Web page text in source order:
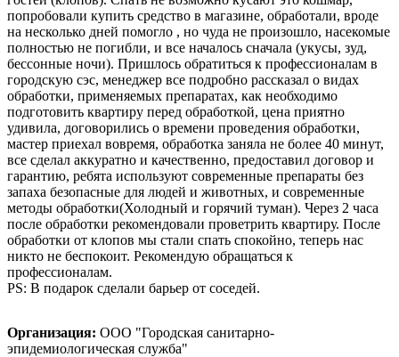
попробовали купить средство в магазине, обработали, вроде
на несколько дней помогло , но чуда не произошло, насекомые
полностью не погибли, и все началось сначала (укусы, зуд,
бессонные ночи). Пришлось обратиться к профессионалам в
городскую сэс, менеджер все подробно рассказал о видах
обработки, применяемых препаратах, как необходимо
подготовить квартиру перед обработкой, цена приятно
удивила, договорились о времени проведения обработки,
мастер приехал вовремя, обработка заняла не более 40 минут,
все сделал аккуратно и качественно, предоставил договор и
гарантию, ребята используют современные препараты без
запаха безопасные для людей и животных, и современные
методы обработки(Холодный и горячий туман). Через 2 часа
после обработки рекомендовали проветрить квартиру. После
обработки от клопов мы стали спать спокойно, теперь нас
никто не беспокоит. Рекомендую обращаться к
профессионалам.
PS: В подарок сделали барьер от соседей.
Организация: ООО "Городская санитарно-
эпидемиологическая служба"